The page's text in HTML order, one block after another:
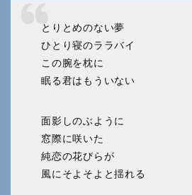
とりとめのない夢
ひとり寝のララバイ
この腕を枕に
眠る君はもういない
面影しのぶように
窓際に咲いた
純恋の花びらが
風にそよそよと揺れる